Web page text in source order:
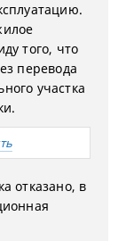
того, что
перевода
участка
отказано, в